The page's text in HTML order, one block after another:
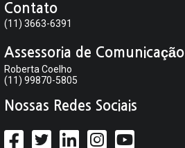
Contato
(11) 3663-6391
Assessoria de Comunicação
Roberta Coelho
(11) 99870-5805
Nossas Redes Sociais